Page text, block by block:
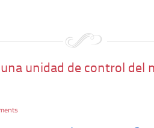
unidad de control del